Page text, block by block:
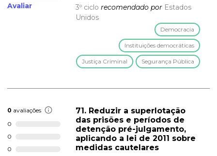
Avaliar 3º ciclo recomendado por Estados
Unidos
Democracia
Instituições democráticas
Justiça Criminal Segurança Pública
0 avaliações
0
0
0
71. Reduzir a superlotação
das prisões e períodos de
detenção pré-julgamento,
aplicando a lei de 2011 sobre
medidas cautelares